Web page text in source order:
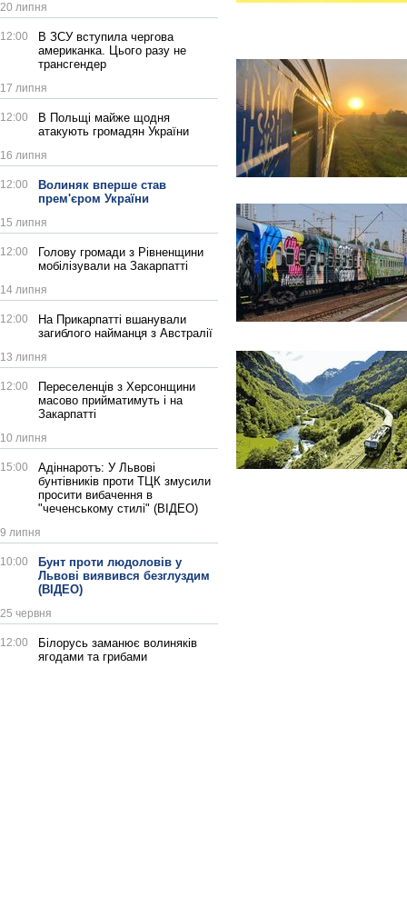
20 липня
12:00
В ЗСУ вступила чергова
американка. Цього разу не
трансгендер
17 липня
12:00
В Польщі майже щодня
атакують громадян України
16 липня
12:00
Волиняк вперше став
прем'єром України
15 липня
12:00
Голову громади з Рівненщини
мобілізували на Закарпатті
14 липня
12:00
На Прикарпатті вшанували
загиблого найманця з Австралії
13 липня
12:00
Переселенців з Херсонщини
масово прийматимуть і на
Закарпатті
10 липня
15:00
Адіннаротъ: У Львові
бунтівників проти ТЦК змусили
просити вибачення в
"чеченському стилі" (ВІДЕО)
9 липня
10:00
Бунт проти людоловів у
Львові виявився безглуздим
(ВІДЕО)
25 червня
12:00
Білорусь заманює волиняків
ягодами та грибами